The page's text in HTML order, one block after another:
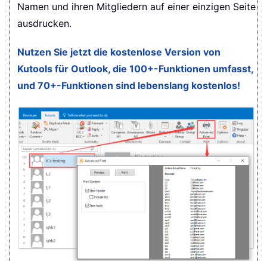
Namen und ihren Mitgliedern auf einer einzigen Seite
ausdrucken.
Nutzen Sie jetzt die kostenlose Version von
Kutools für Outlook, die 100+-Funktionen umfasst,
und 70+-Funktionen sind lebenslang kostenlos!